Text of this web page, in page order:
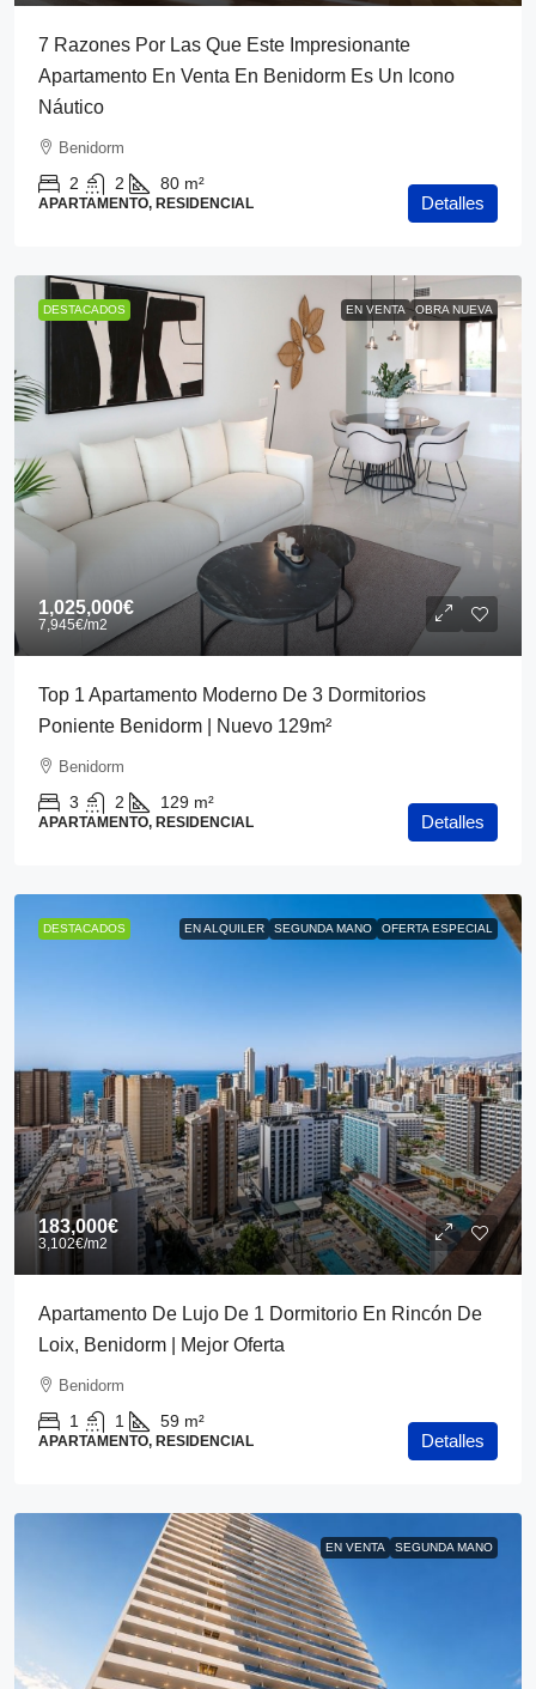
7 Razones Por Las Que Este Impresionante
Apartamento En Venta En Benidorm Es Un Icono
Náutico
Benidorm
2 2 80 m²
APARTAMENTO, RESIDENCIAL Detalles
DESTACADOS EN VENTA OBRA NUEVA
1,025,000€
7,945€/m2
Top 1 Apartamento Moderno De 3 Dormitorios
Poniente Benidorm | Nuevo 129m²
Benidorm
3 2 129 m²
APARTAMENTO, RESIDENCIAL Detalles
DESTACADOS EN ALQUILER SEGUNDA MANO OFERTA ESPECIAL
183,000€
3,102€/m2
Apartamento De Lujo De 1 Dormitorio En Rincón De
Loix, Benidorm | Mejor Oferta
Benidorm
1 1 59 m²
APARTAMENTO, RESIDENCIAL Detalles
EN VENTA SEGUNDA MANO